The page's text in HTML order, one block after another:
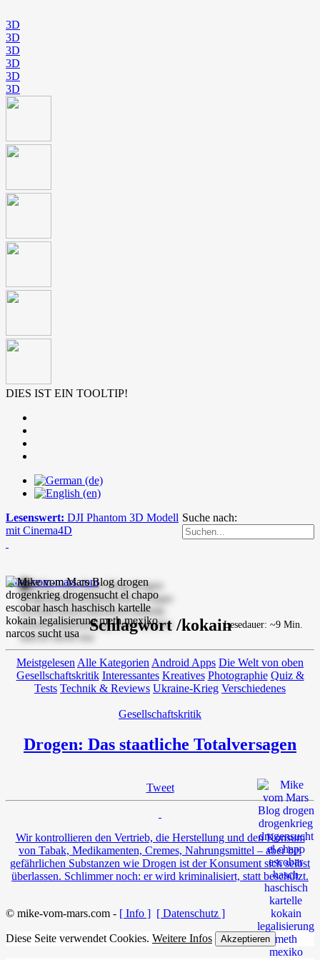
3D
3D
3D
3D
3D
3D
DIES IST EIN TOOLTIP!
Suche nach:
Lesenswert: DJI Phantom 3D Modell
mit Cinema4D
mike-vom-mars.com
Schlagwort /kokain
Meistgelesen Alle Kategorien Android Apps Die Welt von oben
Gesellschaftskritik Interessantes Kreatives Photographie Quiz &
Tests Technik & Reviews Ukraine-Krieg Verschiedenes
Gesellschaftskritik
Drogen: Das staatliche Totalversagen
Tweet
Lesedauer: ~9 Min.
Wir kontrollieren den Vertrieb, die Herstellung und den Konsum
von Tabak, Medikamenten, Cremes, Nahrungsmittel – aber bei
gefährlichen Substanzen wie Drogen ist der Konsument sich selbst
überlassen. Schlimmer noch: er wird kriminalisiert, statt beschützt.
© mike-vom-mars.com - [ Info ] [ Datenschutz ]
Diese Seite verwendet Cookies. Weitere Infos Akzeptieren